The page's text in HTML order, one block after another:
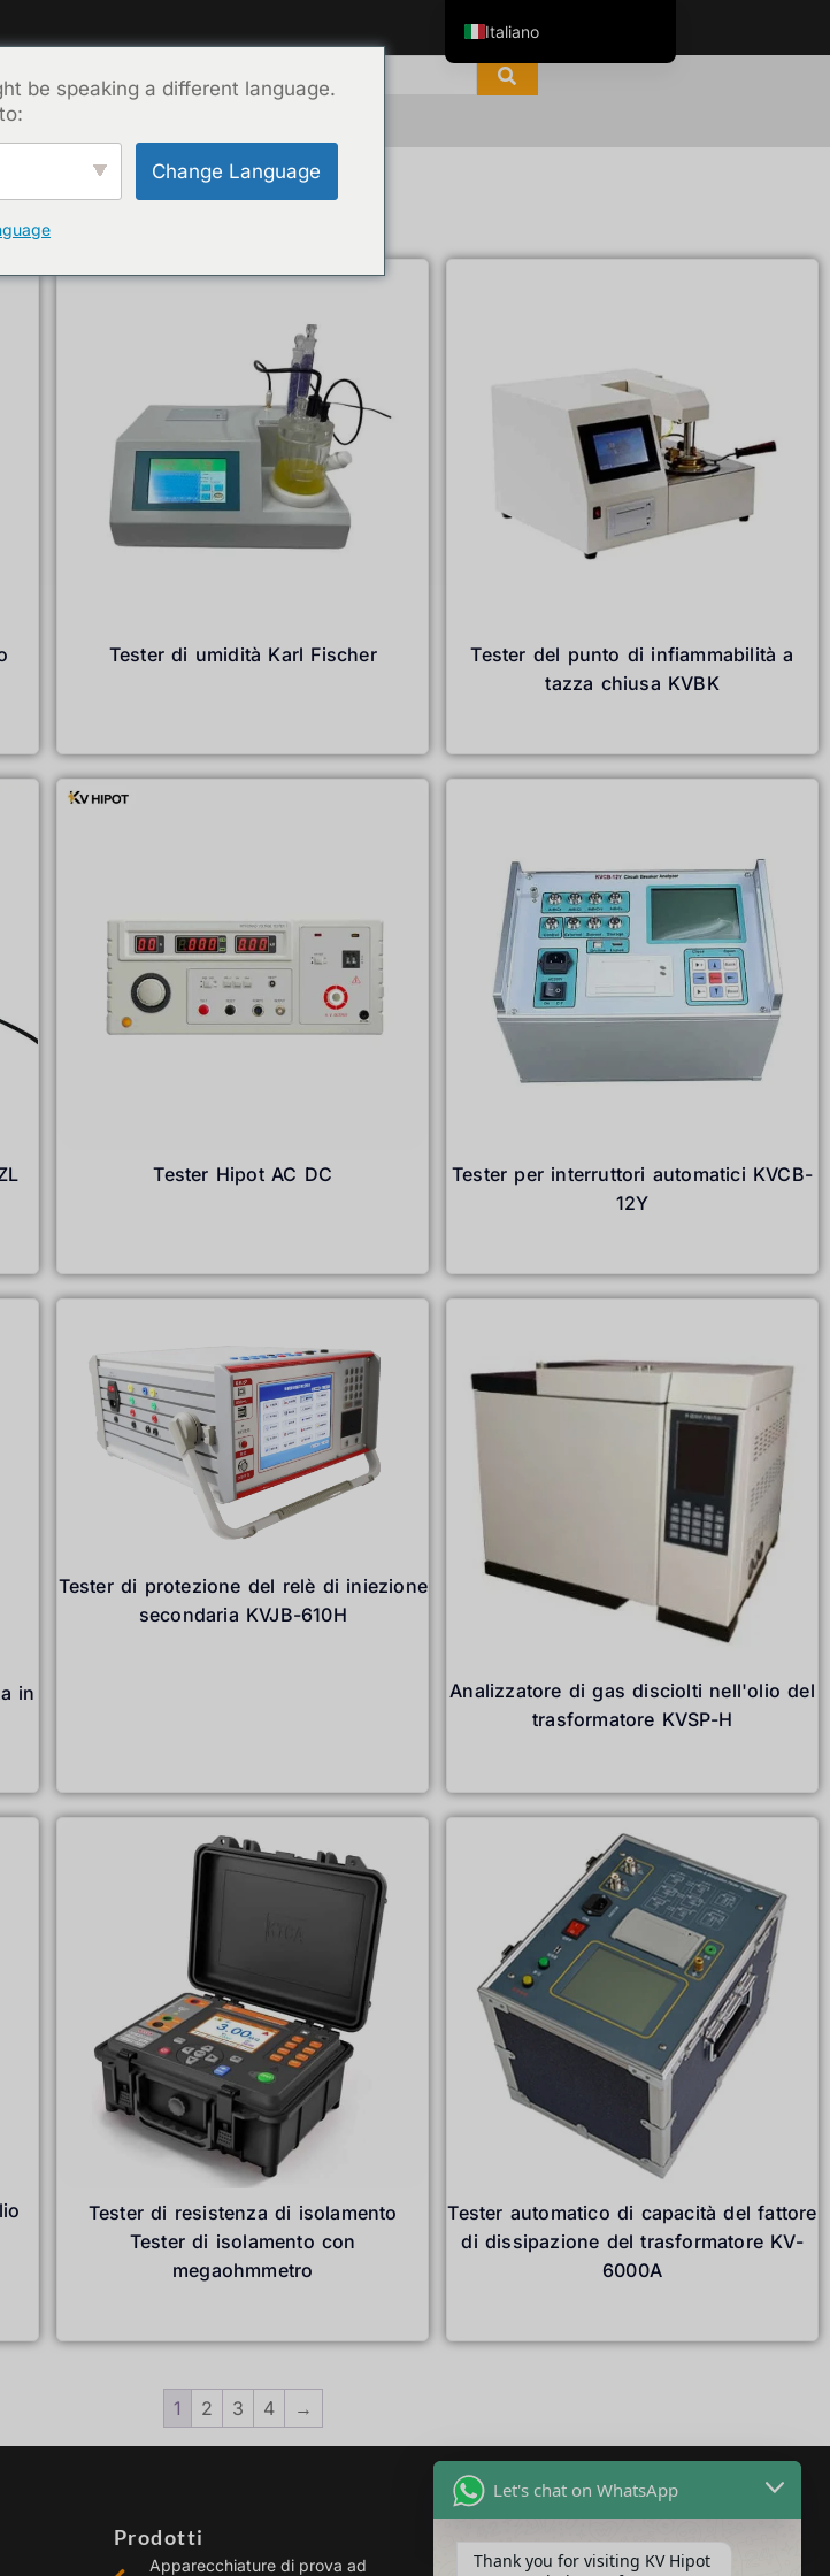
Circa Contatto
Tester di umidità Karl Fischer
Tester del punto di infiammabilità a
tazza chiusa KVBK
Tester Hipot AC DC
Tester per interruttori automatici KVCB-
12Y
in
Tester di protezione del relè di iniezione
secondaria KVJB-610H
Analizzatore di gas disciolti nell'olio del
trasformatore KVSP-H
Tester di resistenza di isolamento
Tester di isolamento con
megaohmmetro
Tester automatico di capacità del fattore
di dissipazione del trasformatore KV-
6000A
1 2 3 4 →
Prodotti
Apparecchiature di prova ad
Connettiti con noi
Indirizzo: Building 2, Guanggu
be speaking a different language.
Change Language
Italiano
English
Tiếng Việt
Español
Español de Colombia
Español de México
Türkçe
Deutsch
O‘zbekcha
Bahasa Indonesia
Română
Let's chat on WhatsApp
Thank you for visiting KV Hipot